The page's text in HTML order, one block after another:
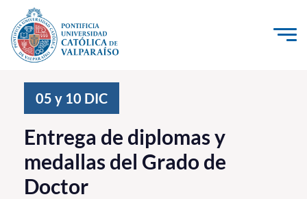
Click acá para ir directamente al contenido
Investigación, Creación e Innovación
PUCV Internacional
Vinculación con el Medio
05 y 10 DIC
Entrega de diplomas y
medallas del Grado de
Doctor